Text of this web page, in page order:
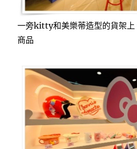
一旁kitty和美樂蒂造型的貨架上
商品